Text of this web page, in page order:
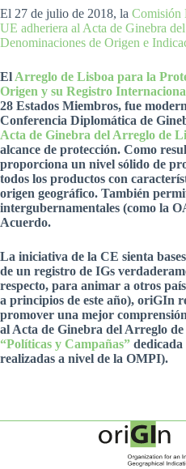
El 27 de julio de 2018, la Comisión
UE adheriera al Acta de Ginebra
Denominaciones de Origen e
El Arreglo de Lisboa para la
Origen y su Registro
28 Estados Miembros, fue
Conferencia Diplomática de
Acta de Ginebra del Arreglo de
alcance de protección. Como
proporciona un nivel sólido de
todos los productos con
origen geográfico. También
intergubernamentales (como la
Acuerdo.
La iniciativa de la CE sienta
de un registro de IGs
respecto, para animar a otros
a principios de este año), oriGIn
promover una mejor
al Acta de Ginebra del Arreglo
“Políticas y Campañas”
realizadas a nivel de la OMPI).